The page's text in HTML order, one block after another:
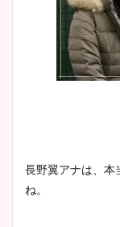
長野翼アナは、本
ね。